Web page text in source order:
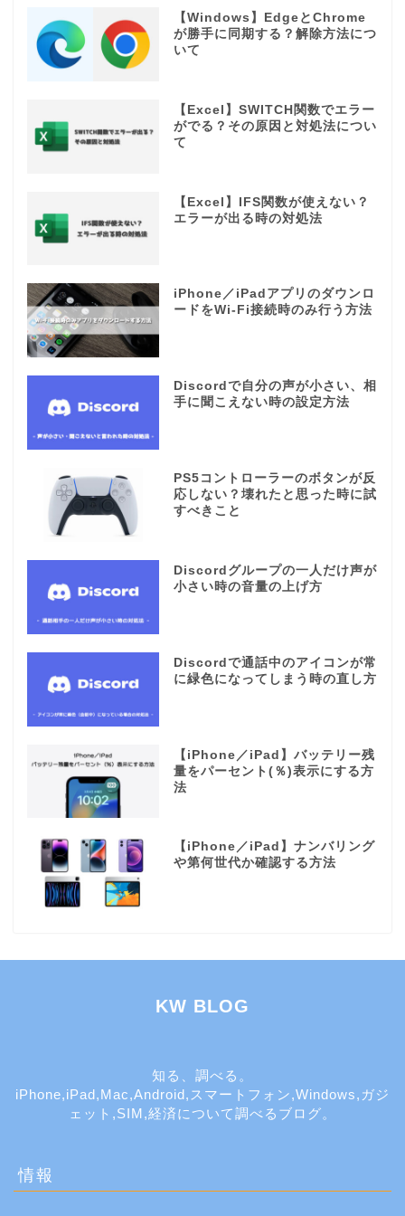
【Windows】EdgeとChrome
が勝手に同期する？解除方法につ
いて
【Excel】SWITCH関数でエラー
がでる？その原因と対処法につい
て
【Excel】IFS関数が使えない？
エラーが出る時の対処法
iPhone／iPadアプリのダウンロ
ードをWi-Fi接続時のみ行う方法
Discordで自分の声が小さい、相
手に聞こえない時の設定方法
PS5コントローラーのボタンが反
応しない？壊れたと思った時に試
すべきこと
Discordグループの一人だけ声が
小さい時の音量の上げ方
Discordで通話中のアイコンが常
に緑色になってしまう時の直し方
【iPhone／iPad】バッテリー残
量をパーセント(％)表示にする方
法
【iPhone／iPad】ナンバリング
や第何世代か確認する方法
KW BLOG
知る、調べる。
iPhone,iPad,Mac,Android,スマートフォン,Windows,ガジ
ェット,SIM,経済について調べるブログ。
情報